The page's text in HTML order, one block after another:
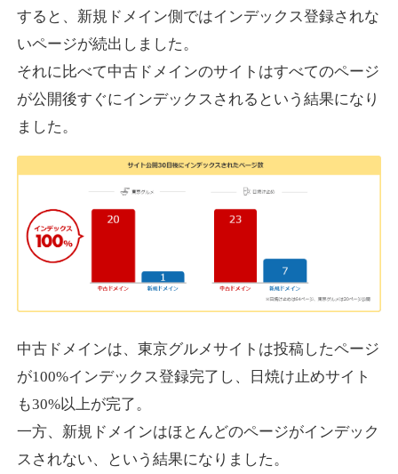
詳細を見る
designcrave.com
ジャンル
DA38
詳細を見る
actagainstaids.com
ジャンルその他
DA38 外部リンク数527 ドメイン年齢26年
10,800円 入札 0件
express-soft.com
すると、新規ドメイン側ではインデックス登録されな
いページが続出しました。
それに比べて中古ドメインのサイトはすべてのページ
が公開後すぐにインデックスされるという結果になり
ました。
中古ドメインは、東京グルメサイトは投稿したページ
が100%インデックス登録完了し、日焼け止めサイト
も30%以上が完了。
一方、新規ドメインはほとんどのページがインデック
スされない、という結果になりました。